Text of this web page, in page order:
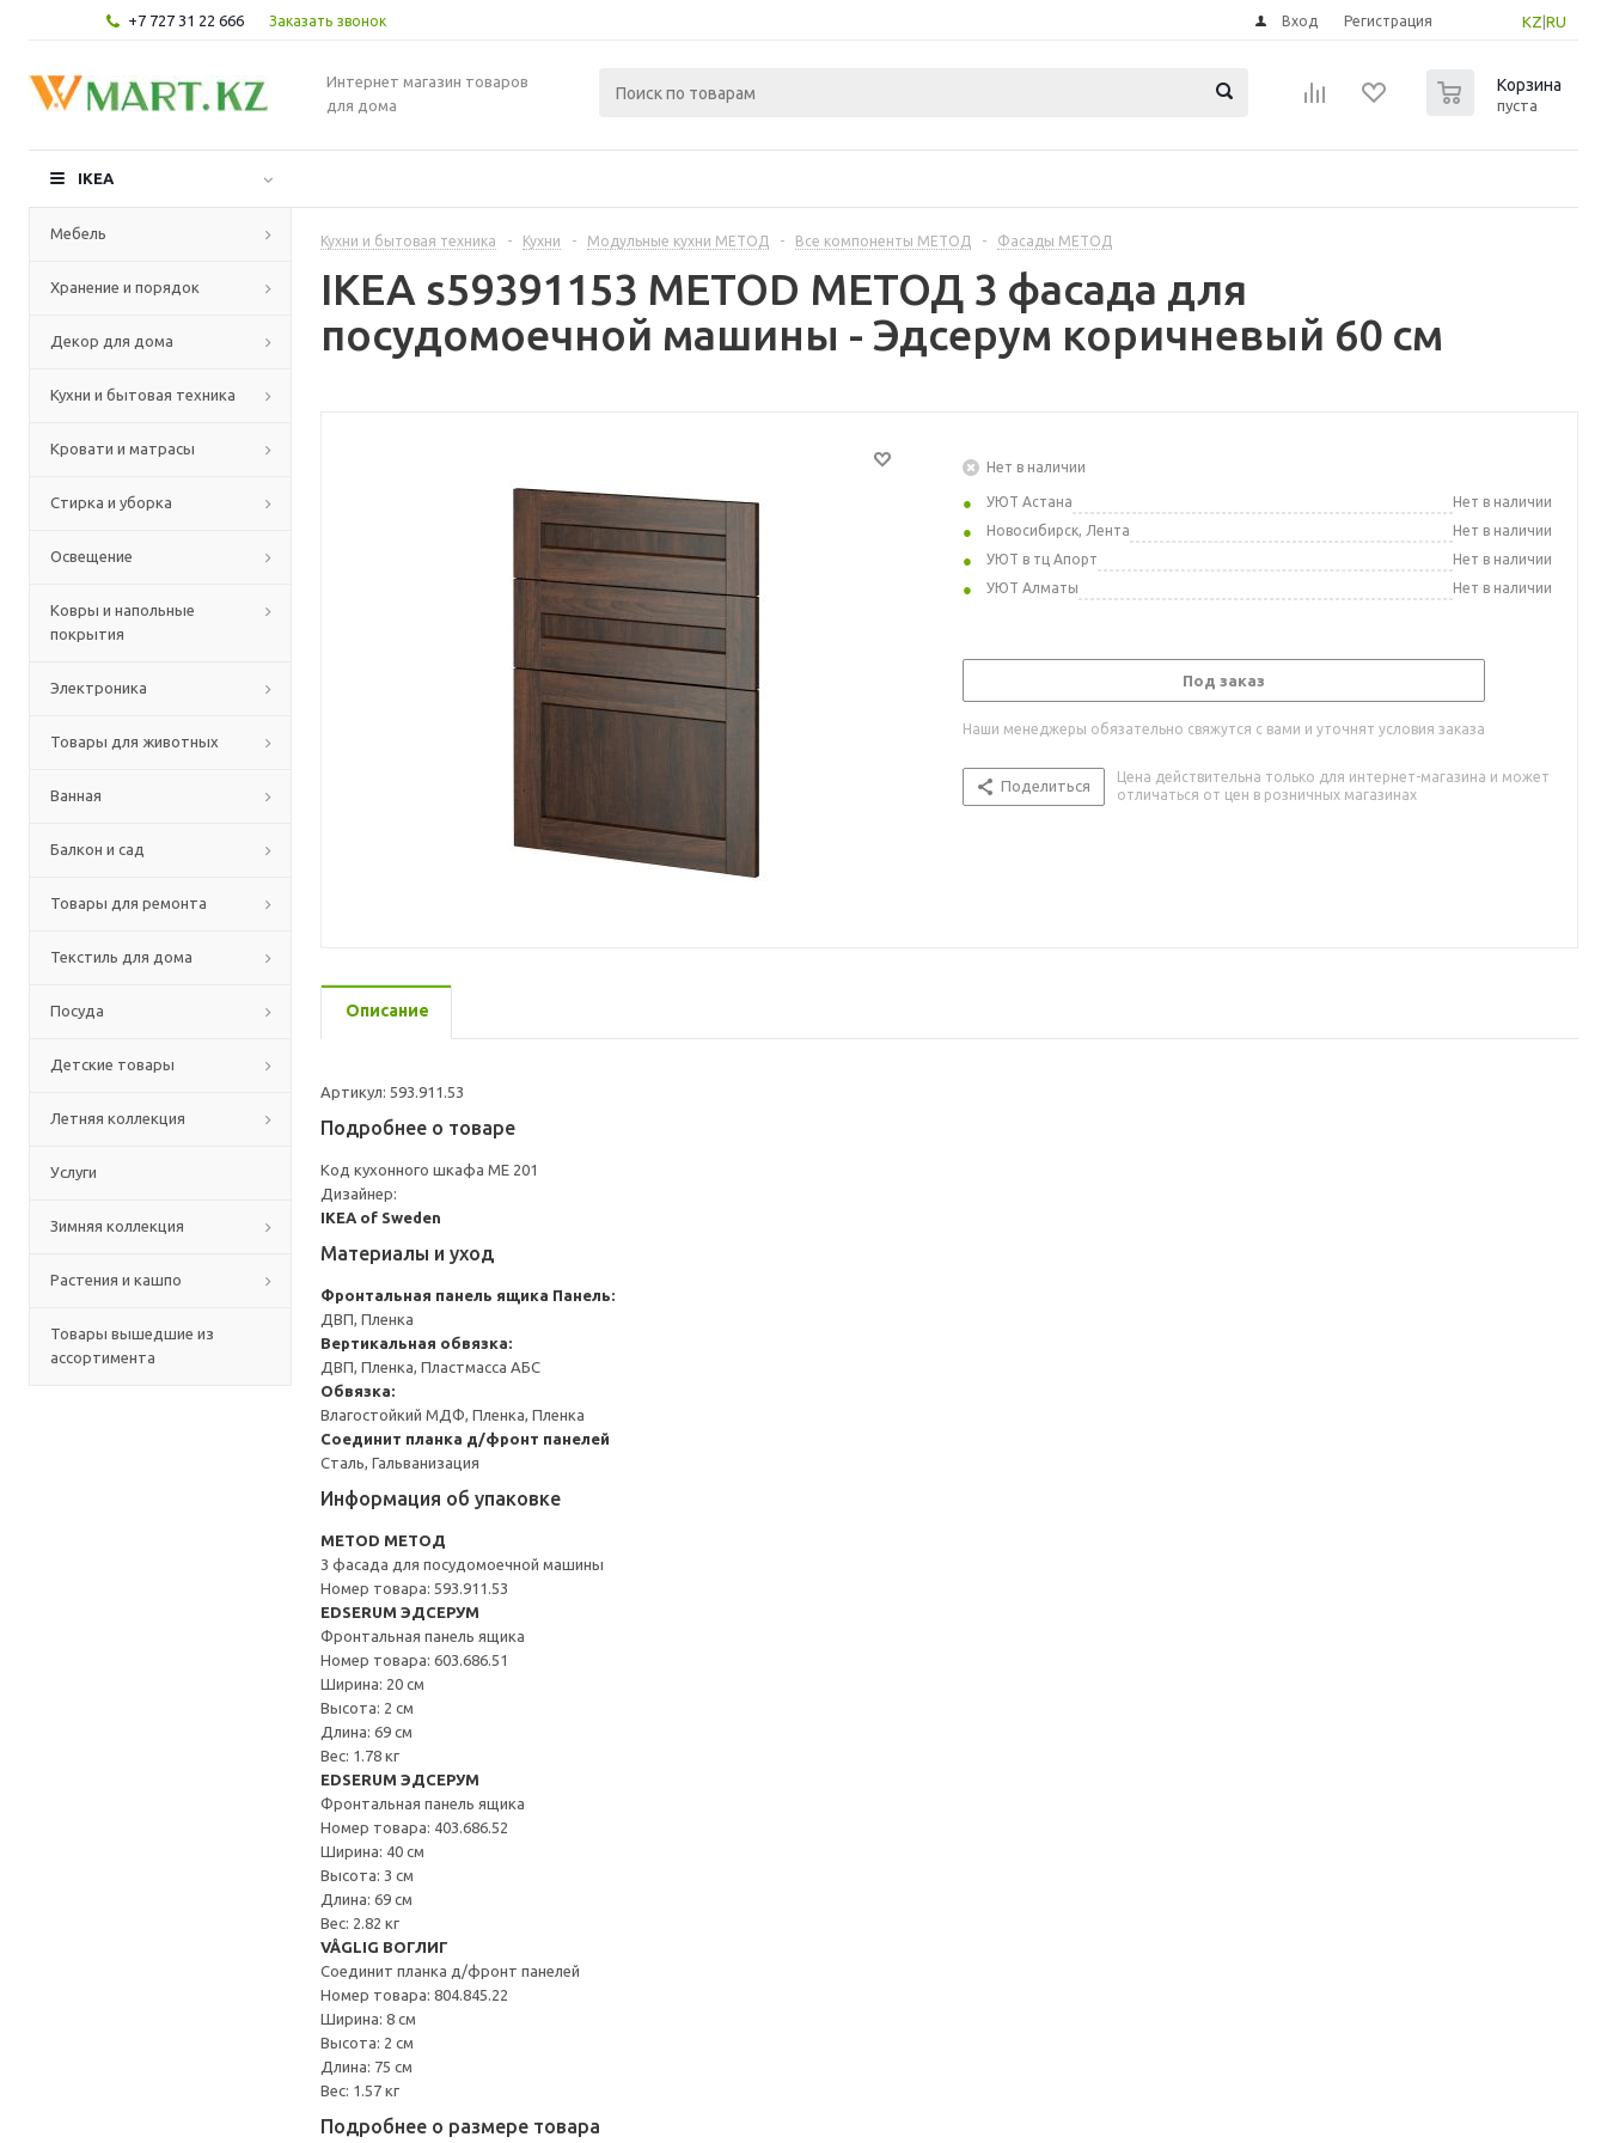
+7 727 31 22 666 Заказать звонок KZ RU
Вход Регистрация
Интернет магазин товаров
для дома
Корзина
пуста
IKEA
Мебель
Хранение и порядок
Декор для дома
Кухни и бытовая техника
Кровати и матрасы
Стирка и уборка
Освещение
Ковры и напольные
покрытия
Электроника
Товары для животных
Ванная
Балкон и сад
Товары для ремонта
Текстиль для дома
Посуда
Детские товары
Летняя коллекция
Услуги
Зимняя коллекция
Растения и кашпо
Товары вышедшие из
ассортимента
Кухни и бытовая техника - Кухни - Модульные кухни МЕТОД - Все компоненты МЕТОД - Фасады МЕТОД
IKEA s59391153 METOD МЕТОД 3 фасада для
посудомоечной машины - Эдсерум коричневый 60 см
Нет в наличии
УЮТ Астана
Нет в наличии
Новосибирск, Лента
Нет в наличии
УЮТ в тц Апорт
Нет в наличии
УЮТ Алматы
Нет в наличии
Под заказ
Наши менеджеры обязательно свяжутся с вами и уточнят условия заказа
Поделиться
Цена действительна только для интернет-магазина и может
отличаться от цен в розничных магазинах
Описание
Артикул: 593.911.53
Подробнее о товаре
Код кухонного шкафа ME 201
Дизайнер:
IKEA of Sweden
Материалы и уход
Фронтальная панель ящика Панель:
ДВП, Пленка
Вертикальная обвязка:
ДВП, Пленка, Пластмасса АБС
Обвязка:
Влагостойкий МДФ, Пленка, Пленка
Соединит планка д/фронт панелей
Сталь, Гальванизация
Информация об упаковке
METOD МЕТОД
3 фасада для посудомоечной машины
Номер товара: 593.911.53
EDSERUM ЭДСЕРУМ
Фронтальная панель ящика
Номер товара: 603.686.51
Ширина: 20 см
Высота: 2 см
Длина: 69 см
Вес: 1.78 кг
EDSERUM ЭДСЕРУМ
Фронтальная панель ящика
Номер товара: 403.686.52
Ширина: 40 см
Высота: 3 см
Длина: 69 см
Вес: 2.82 кг
VÅGLIG ВОГЛИГ
Соединит планка д/фронт панелей
Номер товара: 804.845.22
Ширина: 8 см
Высота: 2 см
Длина: 75 см
Вес: 1.57 кг
Подробнее о размере товара